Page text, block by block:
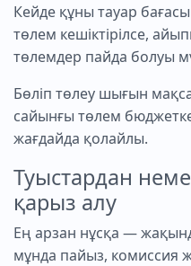
Кейде құны тауар
төлем кешіктірілсе,
төлемдер пайда болуы
Бөліп төлеу шығын
сайынғы төлем
жағдайда қолайлы.
Туыстардан
қарыз алу
Ең арзан нұсқа —
мұнда пайыз, комиссия